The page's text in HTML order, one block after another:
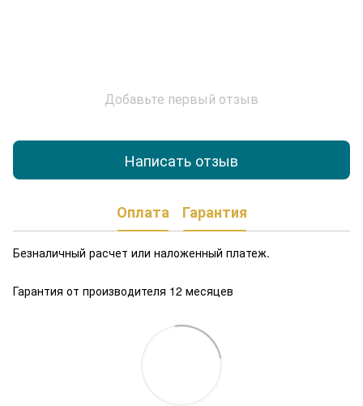
Добавьте первый отзыв
Написать отзыв
Оплата Гарантия
Безналичный расчет или наложенный платеж.
Гарантия от производителя 12 месяцев